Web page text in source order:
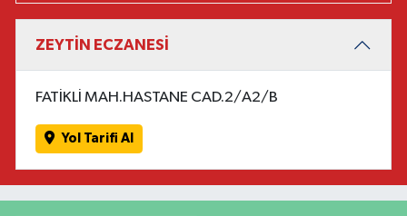
ZEYTİN ECZANESİ
FATİKLİ MAH.HASTANE CAD.2/A2/B
Yol Tarifi Al